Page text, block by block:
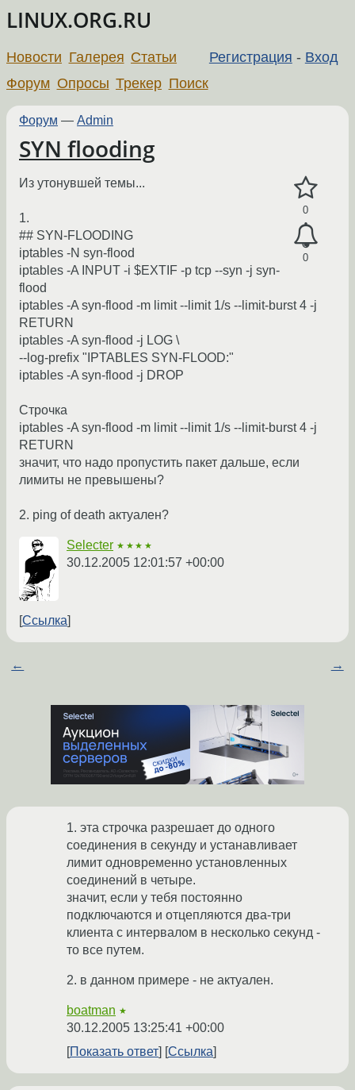
LINUX.ORG.RU
Регистрация - Вход
Новости Галерея Статьи
Форум Опросы Трекер Поиск
Форум — Admin
SYN flooding
0
0
Из утонувшей темы...
1.
## SYN-FLOODING
iptables -N syn-flood
iptables -A INPUT -i $EXTIF -p tcp --syn -j syn-
flood
iptables -A syn-flood -m limit --limit 1/s --limit-burst 4 -j
RETURN
iptables -A syn-flood -j LOG \
--log-prefix "IPTABLES SYN-FLOOD:"
iptables -A syn-flood -j DROP
Строчка
iptables -A syn-flood -m limit --limit 1/s --limit-burst 4 -j
RETURN
значит, что надо пропустить пакет дальше, если
лимиты не превышены?
2. ping of death актуален?
Selecter ★★★★
30.12.2005 12:01:57 +00:00
Ссылка
← →
1. эта строчка разрешает до одного
соединения в секунду и устанавливает
лимит одновременно установленных
соединений в четыре.
значит, если у тебя постоянно
подключаются и отцепляются два-три
клиента с интервалом в несколько секунд -
то все путем.
2. в данном примере - не актуален.
boatman ★
30.12.2005 13:25:41 +00:00
Показать ответ
Ссылка